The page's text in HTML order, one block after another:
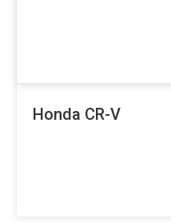
Honda CR-V